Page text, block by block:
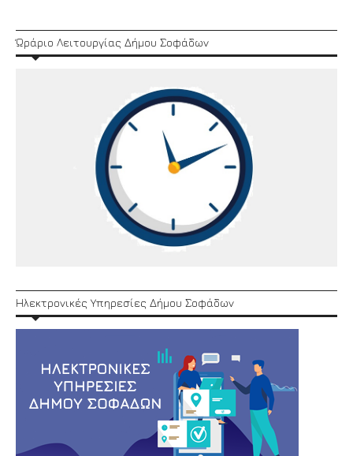
Ώράριο Λειτουργίας Δήμου Σοφάδων
Ηλεκτρονικές Υπηρεσίες Δήμου Σοφάδων